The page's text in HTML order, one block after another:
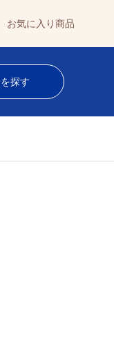
お気に入り商品